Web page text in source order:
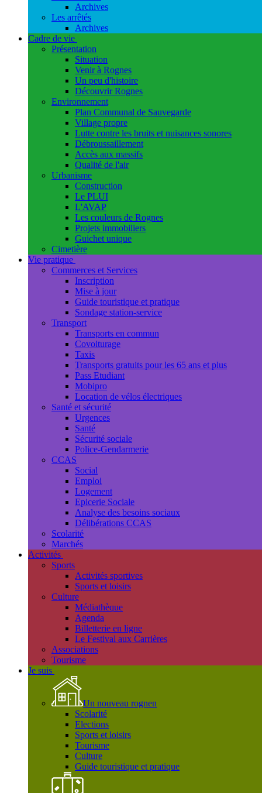
Archives
Les arrêtés
Archives
Cadre de vie
Présentation
Situation
Venir à Rognes
Un peu d'histoire
Découvrir Rognes
Environnement
Plan Communal de Sauvegarde
Village propre
Lutte contre les bruits et nuisances sonores
Débroussaillement
Accès aux massifs
Qualité de l'air
Urbanisme
Construction
Le PLUI
L'AVAP
Les couleurs de Rognes
Projets immobiliers
Guichet unique
Cimetière
Vie pratique
Commerces et Services
Inscription
Mise à jour
Guide touristique et pratique
Sondage station-service
Transport
Transports en commun
Covoiturage
Taxis
Transports gratuits pour les 65 ans et plus
Pass Etudiant
Mobipro
Location de vélos électriques
Santé et sécurité
Urgences
Santé
Sécurité sociale
Police-Gendarmerie
CCAS
Social
Emploi
Logement
Epicerie Sociale
Analyse des besoins sociaux
Délibérations CCAS
Scolarité
Marchés
Activités
Sports
Activités sportives
Sports et loisirs
Culture
Médiathèque
Agenda
Billetterie en ligne
Le Festival aux Carrières
Associations
Tourisme
Je suis
Un nouveau rognen
Scolarité
Elections
Sports et loisirs
Tourisme
Culture
Guide touristique et pratique